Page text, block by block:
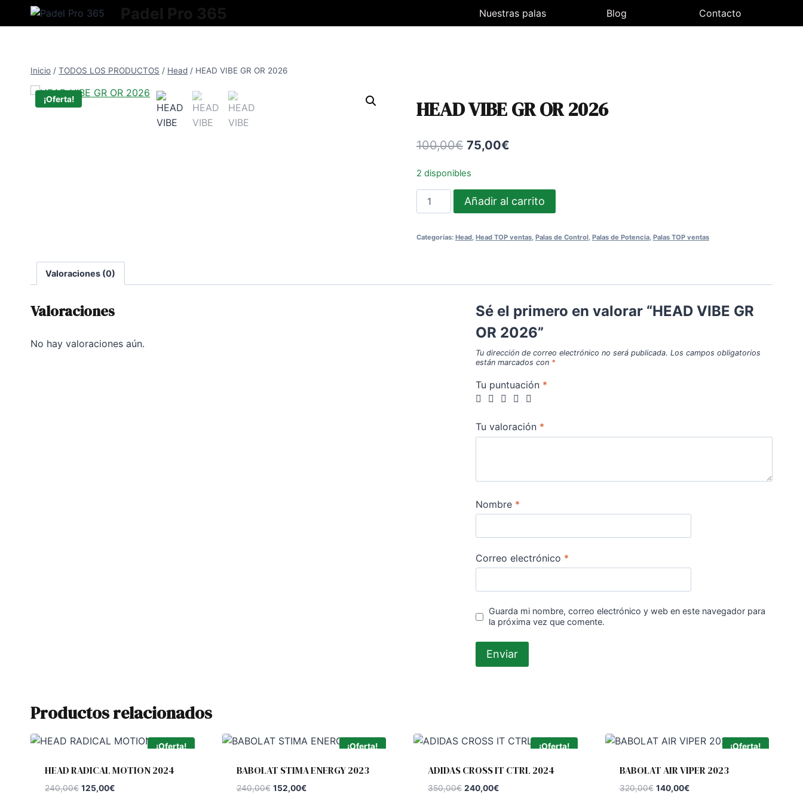
Nuestras palas Blog Contacto
Inicio / TODOS LOS PRODUCTOS / Head / HEAD VIBE GR OR 2026
¡Oferta! HEAD VIBE GR OR 2026
100,00€ El
era:
75,00€El
es:
2 disponibles
HEAD
VIBE
OR
Añadir al carrito
Categorías: Head, Head TOP ventas, Palas de Control, Palas de Potencia, Palas TOP ventas
Valoraciones (0)
Valoraciones
No hay valoraciones aún.
Sé el primero en valorar “HEAD VIBE GR
OR 2026”
Tu dirección de correo electrónico no será publicada. Los campos obligatorios
están marcados con *
Tu puntuación *
Tu valoración *
Nombre *
Correo electrónico *
Guarda mi nombre, correo electrónico y web en este navegador para
la próxima vez que comente.
Productos relacionados
¡Oferta!
HEAD RADICAL MOTION 2024
240,00€ El
125,00€El
¡Oferta!
BABOLAT STIMA ENERGY 2023
240,00€ El
152,00€El
¡Oferta!
ADIDAS CROSS IT CTRL 2024
350,00€ El
240,00€El
¡Oferta!
BABOLAT AIR VIPER 2023
320,00€ El
140,00€El